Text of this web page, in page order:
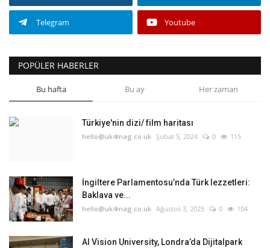
Telegram Youtube
POPÜLER HABERLER
Bu hafta Bu ay Her zaman
Türkiye'nin dizi/ film haritası
hello@uk4mag.co.uk Şubat 5, 2024 0 115
İngiltere Parlamentosu’nda Türk lezzetleri:
Baklava ve...
hello@uk4mag.co.uk Ağustos 3, 2025 0 104
AI Vision University, Londra’da Dijitalpark